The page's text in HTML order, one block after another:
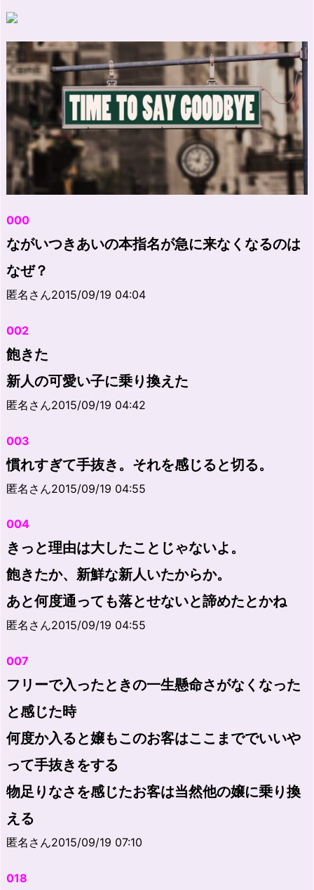
000
ながいつきあいの本指名が急に来なくなるのは
なぜ？
匿名さん2015/09/19 04:04
002
飽きた
新人の可愛い子に乗り換えた
匿名さん2015/09/19 04:42
003
慣れすぎて手抜き。それを感じると切る。
匿名さん2015/09/19 04:55
004
きっと理由は大したことじゃないよ。
飽きたか、新鮮な新人いたからか。
あと何度通っても落とせないと諦めたとかね
匿名さん2015/09/19 04:55
007
フリーで入ったときの一生懸命さがなくなった
と感じた時
何度か入ると嬢もこのお客はここまででいいや
って手抜きをする
物足りなさを感じたお客は当然他の嬢に乗り換
える
匿名さん2015/09/19 07:10
018